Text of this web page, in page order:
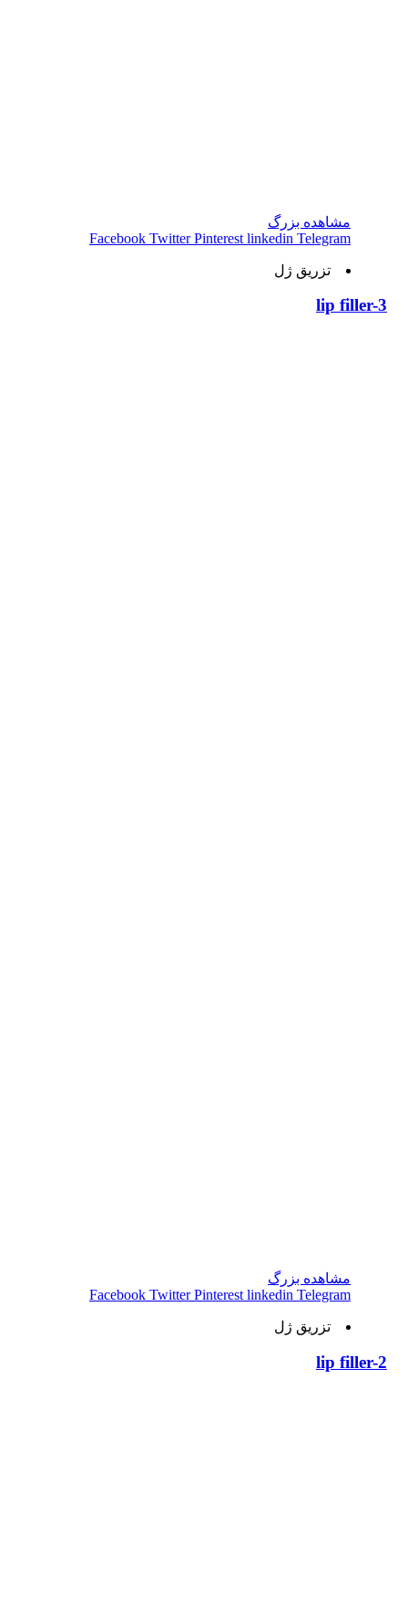
مشاهده بزرگ
Facebook Twitter Pinterest linkedin Telegram
تزریق ژل
lip filler-3
مشاهده بزرگ
Facebook Twitter Pinterest linkedin Telegram
تزریق ژل
lip filler-2